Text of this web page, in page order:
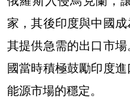
家，其後印度與中國
其提供急需的出口市
國當時積極鼓勵印度
能源市場的穩定。